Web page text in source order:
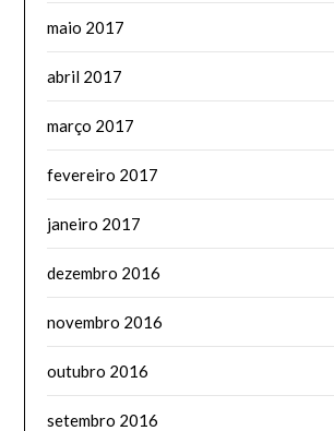
maio 2017
abril 2017
março 2017
fevereiro 2017
janeiro 2017
dezembro 2016
novembro 2016
outubro 2016
setembro 2016